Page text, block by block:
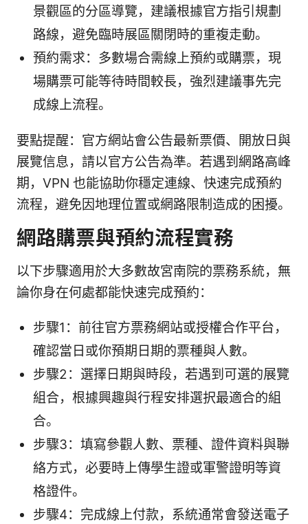
景觀區的分區導覽，建議根據官方指引規劃
路線，避免臨時展區關閉時的重複走動。
預約需求：多數場合需線上預約或購票，現
場購票可能等待時間較長，強烈建議事先完
成線上流程。
要點提醒：官方網站會公告最新票價、開放日與
展覽信息，請以官方公告為準。若遇到網路高峰
期，VPN 也能協助你穩定連線、快速完成預約
流程，避免因地理位置或網路限制造成的困擾。
網路購票與預約流程實務
以下步驟適用於大多數故宮南院的票務系統，無
論你身在何處都能快速完成預約：
步驟1：前往官方票務網站或授權合作平台，
確認當日或你預期日期的票種與人數。
步驟2：選擇日期與時段，若遇到可選的展覽
組合，根據興趣與行程安排選択最適合的組
合。
步驟3：填寫參觀人數、票種、證件資料與聯
絡方式，必要時上傳學生證或軍警證明等資
格證件。
步驟4：完成線上付款，系統通常會發送電子